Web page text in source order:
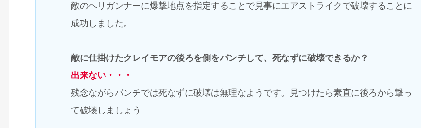
敵のヘリガンナーに爆撃地点を指定することで見事にエアストライクで破壊することに
成功しました。
敵に仕掛けたクレイモアの後ろを側をパンチして、死なずに破壊できるか？
出来ない・・・
残念ながらパンチでは死なずに破壊は無理なようです。見つけたら素直に後ろから撃っ
て破壊しましょう